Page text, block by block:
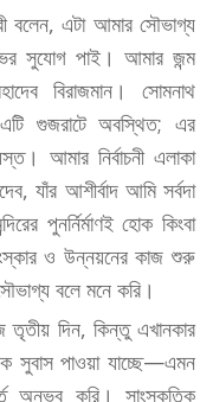
বলেন, এটা আমার সৌভাগ্য
সুযোগ পাই। আমার জন্ম
বিরাজমান। সোমনাথ
এটি গুজরাটে অবস্থিত; এর
আমার নির্বাচনী এলাকা
যাঁর আশীর্বাদ আমি সর্বদা
পুনর্নির্মাণই হোক কিংবা
ও উন্নয়নের কাজ শুরু
বলে মনে করি।
তৃতীয় দিন, কিন্তু এখানকার
সুবাস পাওয়া যাচ্ছে—এমন
অনুভব করি। সাংস্কৃতিক